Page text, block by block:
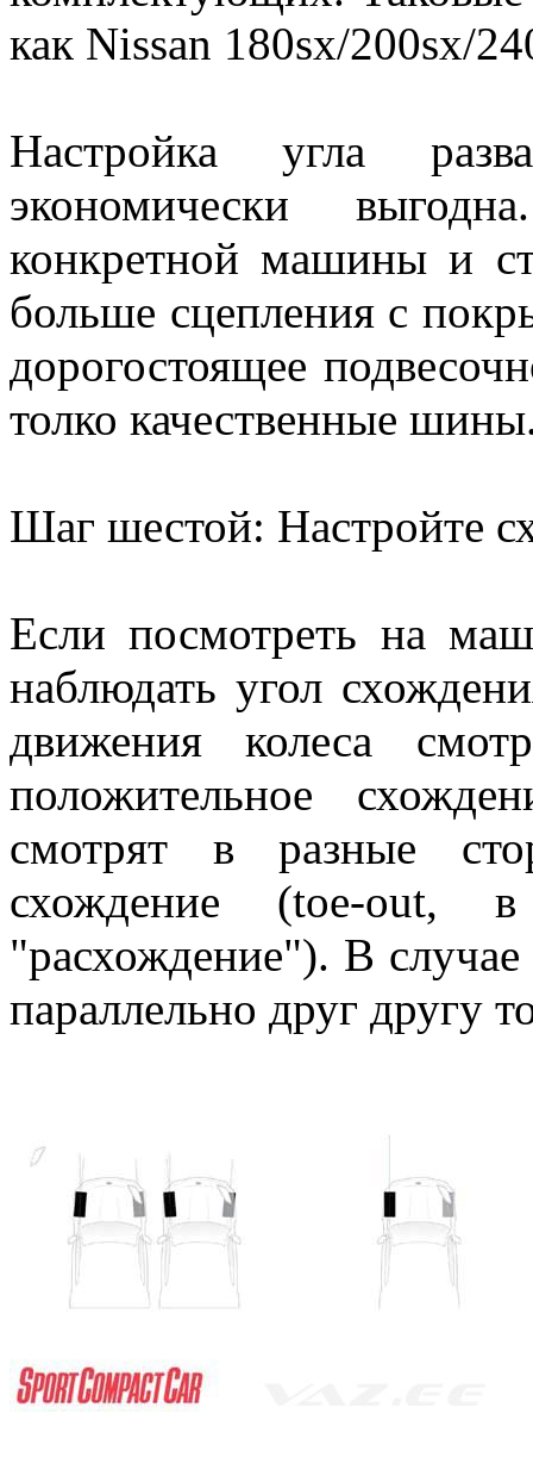
как Nissan 180sx/200sx/
Настройка угла
экономически
конкретной машины и
больше сцепления с
дорогостоящее
толко качественные
Шаг шестой: Настройте
Если посмотреть на
наблюдать угол
движения колеса
положительное
смотрят в разные
схождение (toe-out,
"расхождение"). В случае
параллельно друг другу